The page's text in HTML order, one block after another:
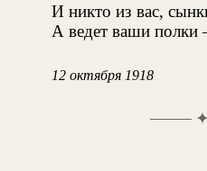
И никто из вас,
А ведет ваши
12 октября 1918
✦